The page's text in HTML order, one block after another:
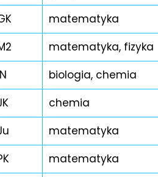
matematyka
matematyka, fizyka
biologia, chemia
chemia
matematyka
matematyka